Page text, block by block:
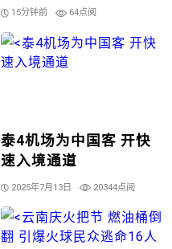
15分钟前 64点阅
泰4机场为中国客 开快
速入境通道
2025年7月13日 20344点阅